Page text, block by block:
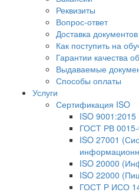
Реквизиты
Вопрос-ответ
Доставка документов
Как поступить на
Гарантии качества
Выдаваемые
Способы оплаты
Услуги
Сертификация ISO
ISO 9001:2015
ГОСТ РВ
ISO 27001
ISO 20000
ISO 22000
ГОСТ Р ИСО